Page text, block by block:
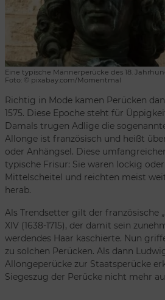
Eine typische Männerperücke des 18.
Foto: © pixabay.com/Momentmal
Richtig in Mode kamen Perücken
1575. Diese Epoche steht für
Damals trugen Adlige die
Allonge ist französisch und heißt
oder Anhängsel. Diese
typische Frisur: Sie waren lockig
Mittelscheitel und reichten meist
herab.
Als Trendsetter gilt der französische
XIV (1638-1715), der damit sein
werdendes Haar kaschierte. Nun
zu solchen Perücken. Als dann
Allongeperücke zur Staatsperücke
Siegeszug der Perücke nicht mehr